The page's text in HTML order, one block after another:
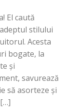
El caută
stilului
Acesta
bogate, la
și
savurează
să asorteze și